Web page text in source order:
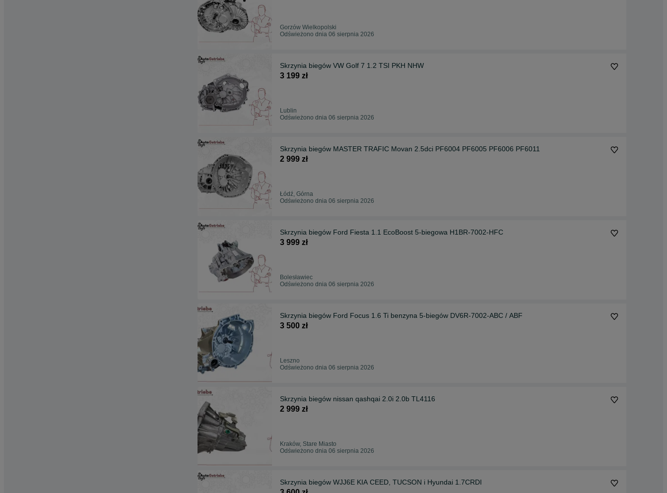
Gorzów Wielkopolski
Odświeżono dnia 06 sierpnia 2026
Skrzynia biegów VW Golf 7 1.2 TSI PKH NHW
3 199 zł
Lublin
Odświeżono dnia 06 sierpnia 2026
Skrzynia biegów MASTER TRAFIC Movan 2.5dci PF6004 PF6005 PF6006 PF6011
2 999 zł
Łódź, Górna
Odświeżono dnia 06 sierpnia 2026
Skrzynia biegów Ford Fiesta 1.1 EcoBoost 5-biegowa H1BR-7002-HFC
3 999 zł
Bolesławiec
Odświeżono dnia 06 sierpnia 2026
Skrzynia biegów Ford Focus 1.6 Ti benzyna 5-biegów DV6R-7002-ABC / ABF
3 500 zł
Leszno
Odświeżono dnia 06 sierpnia 2026
Skrzynia biegów nissan qashqai 2.0i 2.0b TL4116
2 999 zł
Kraków, Stare Miasto
Odświeżono dnia 06 sierpnia 2026
Skrzynia biegów WJJ6E KIA CEED, TUCSON i Hyundai 1.7CRDI